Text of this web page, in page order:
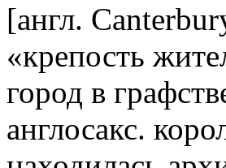
[англ.
«крепость
город в
англосакс.